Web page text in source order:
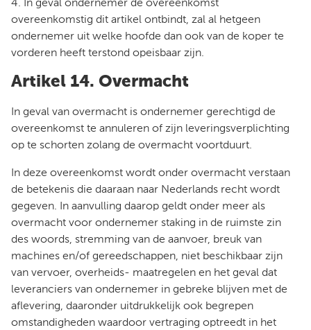
4. In geval ondernemer de overeenkomst
overeenkomstig dit artikel ontbindt, zal al hetgeen
ondernemer uit welke hoofde dan ook van de koper te
vorderen heeft terstond opeisbaar zijn.
Artikel 14. Overmacht
In geval van overmacht is ondernemer gerechtigd de
overeenkomst te annuleren of zijn leveringsverplichting
op te schorten zolang de overmacht voortduurt.
In deze overeenkomst wordt onder overmacht verstaan
de betekenis die daaraan naar Nederlands recht wordt
gegeven. In aanvulling daarop geldt onder meer als
overmacht voor ondernemer staking in de ruimste zin
des woords, stremming van de aanvoer, breuk van
machines en/of gereedschappen, niet beschikbaar zijn
van vervoer, overheids- maatregelen en het geval dat
leveranciers van ondernemer in gebreke blijven met de
aflevering, daaronder uitdrukkelijk ook begrepen
omstandigheden waardoor vertraging optreedt in het